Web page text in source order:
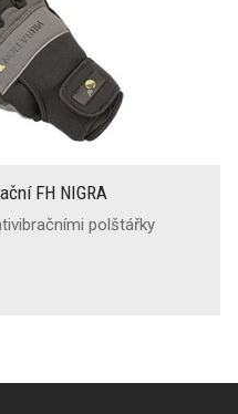
FH NIGRA
polštářky